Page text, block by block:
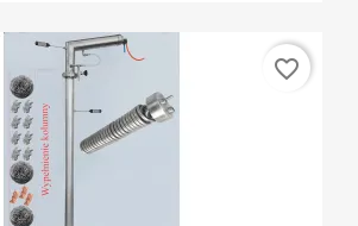
favorite_border